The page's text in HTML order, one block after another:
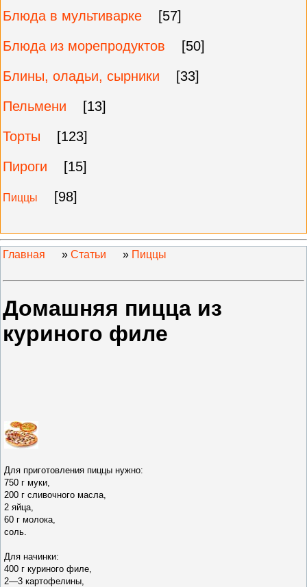
Блюда в мультиварке
[57]
Блюда из морепродуктов
[50]
Блины, оладьи, сырники
[33]
Пельмени
[13]
Торты
[123]
Пироги
[15]
Пиццы [98]
Главная » Статьи » Пиццы
Домашняя пицца из
куриного филе
Для приготовления пиццы нужно:
750 г муки,
200 г сливочного масла,
2 яйца,
60 г молока,
соль.
Для начинки:
400 г куриного филе,
2—3 картофелины,